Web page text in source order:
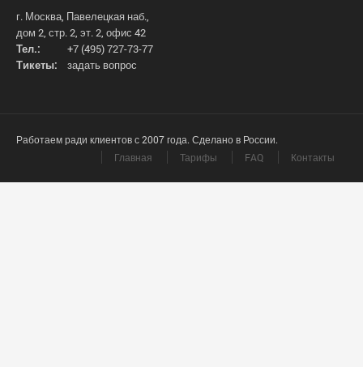
г. Москва, Павелецкая наб.,
дом 2, стр. 2, эт. 2, офис 42
Тел.:
+7 (495) 727-73-77
Тикеты:
задать вопрос
Работаем ради клиентов с 2007 года. Сделано в России.
Главная
Тарифы FAQ Контакты